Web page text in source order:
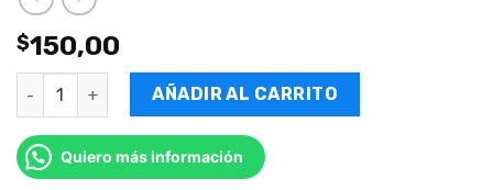
$150,00
AÑADIR AL CARRITO
Quiero más información